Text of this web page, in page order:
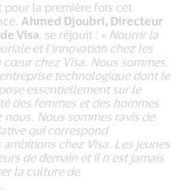
pour la première fois cet
Ahmed Djoubri, Directeur
Visa , se réjouit : « Nourrir la
et l’innovation chez les
cœur chez Visa. Nous sommes,
technologique dont le
essentiellement sur le
des femmes et des hommes
Nous sommes ravis de
qui correspond
chez Visa. Les jeunes
de demain et il n’est jamais
la culture de